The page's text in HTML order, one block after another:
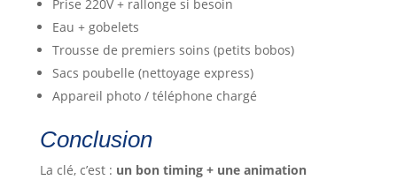
Prise 220V + rallonge si besoin
Eau + gobelets
Trousse de premiers soins (petits bobos)
Sacs poubelle (nettoyage express)
Appareil photo / téléphone chargé
Conclusion
La clé, c’est : un bon timing + une animation